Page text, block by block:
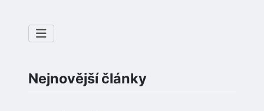
Nejnovější články